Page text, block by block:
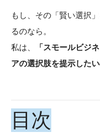
もし、その「賢い選択
るのなら。
私は、
「スモールビジ
アの選択肢を提示したい
目次